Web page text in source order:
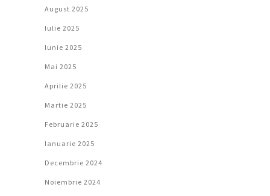
August 2025
Iulie 2025
Iunie 2025
Mai 2025
Aprilie 2025
Martie 2025
Februarie 2025
Ianuarie 2025
Decembrie 2024
Noiembrie 2024